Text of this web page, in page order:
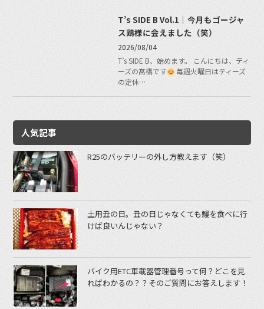
T’s SIDE B Vol.1｜今月もゴージャ
ス鶏様に会えました（笑）
2026/08/04
T’s SIDE B、始めます。 こんにちは、ティ
ーズの髙橋です
毎週火曜日はティーズ
の定休…
人気記事
R25のバッテリーの外し方教えます（笑）
土用丑の日。丑の日じゃなくても鰻を食べに行
けば良いんじゃない？
バイク用ETC車載器管理番号って何？どこを見
ればわかるの？？そのご質問にお答えします！